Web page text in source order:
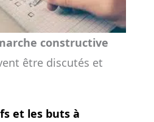
constructive
être discutés et
et les buts à